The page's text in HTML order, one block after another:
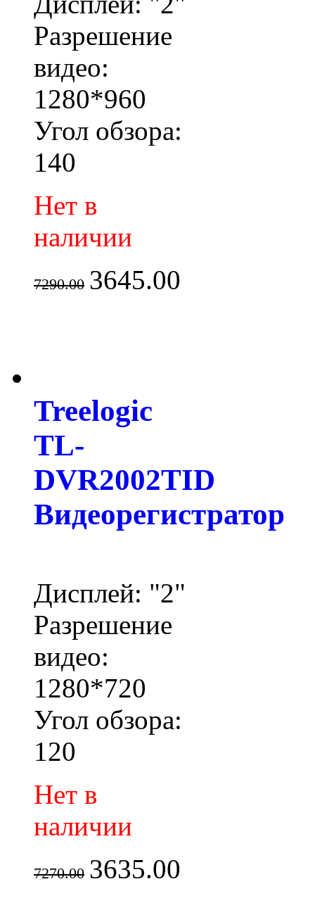
Разрешение
видео:
1280*960
Угол обзора:
140
Нет в
наличии
7290.00 3645.00
Treelogic
TL-
DVR2002TID
Видеорегистратор
Дисплей: "2"
Разрешение
видео:
1280*720
Угол обзора:
120
Нет в
наличии
7270.00 3635.00